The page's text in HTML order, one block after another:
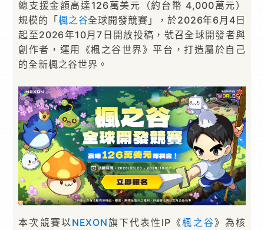
總支援金額高達126萬美元（約台幣 4,000萬元）
規模的「楓之谷全球開發競賽」，於2026年6月4日
起至2026年10月7日開放投稿，號召全球開發者與
創作者，運用《楓之谷世界》平台，打造屬於自己
的全新楓之谷世界。
本次競賽以 NEXON旗下代表性IP《楓之谷》為核